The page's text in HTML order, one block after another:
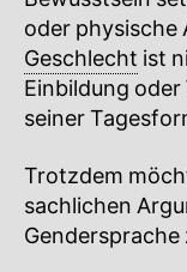
oder physische
Geschlecht ist
Einbildung oder
seiner
Trotzdem
sachlichen